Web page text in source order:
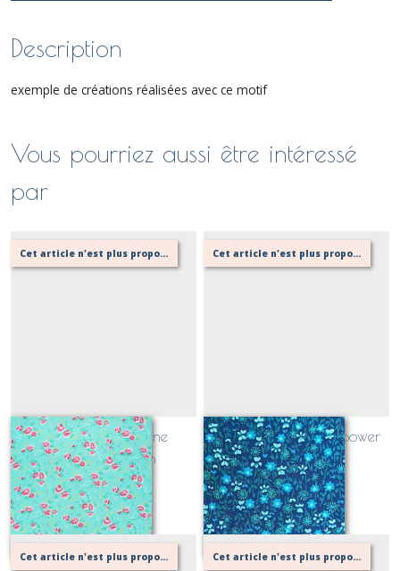
Description
exemple de créations réalisées avec ce motif
Vous pourriez aussi être intéressé
par
Cet article n'est plus proposé, retournez au menu principal ou contactez moi!
coton enduit pivoine
céladon Petit Pan
Sur demande
Cet article n'est plus proposé, retournez au menu principal ou contactez moi!
coton enduit flower power
indigo Petit Pan
Sur demande
Cet article n'est plus proposé, retournez au menu principal ou contactez moi! Cet article n'est plus proposé, retournez au menu principal ou contactez moi!